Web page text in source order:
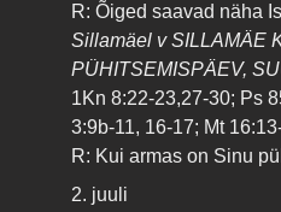
R: Õiged saavad näha
Sillamäel v SILLAMÄE
PÜHITSEMISPÄEV,
1Kn 8:22-23,27-30; Ps
3:9b-11, 16-17; Mt
R: Kui armas on Sinu
2. juuli